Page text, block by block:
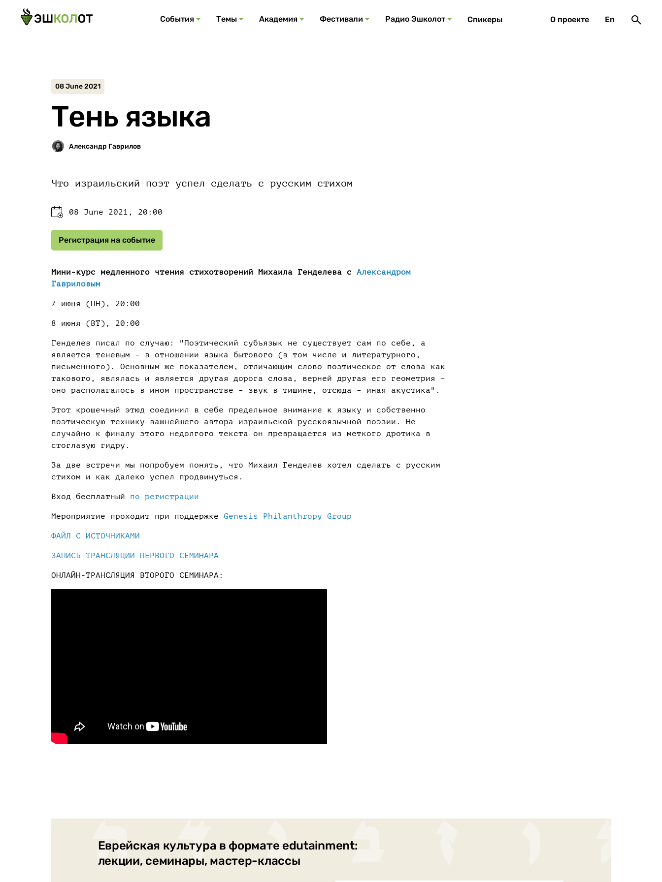
События
Темы
Все темы
Академия
Фестивали
Радио Эшколот
Спикеры
О проекте En
Тень языка
08 June 2021
Что израильский поэт успел сделать с русским стихом
08 June 2021, 20:00
Регистрация на событие
Мини-курс медленного чтения стихотворений Михаила Генделева с Александром
Гавриловым
7 июня (ПН), 20:00
8 июня (ВТ), 20:00
Генделев писал по случаю: "Поэтический субъязык не существует сам по себе, а
является теневым – в отношении языка бытового (в том числе и литературного,
письменного). Основным же показателем, отличающим слово поэтическое от слова как
такового, являлась и является другая дорога слова, верней другая его геометрия –
оно располагалось в ином пространстве – звук в тишине, отсюда – иная акустика".
Этот крошечный этюд соединил в себе предельное внимание к языку и собственно
поэтическую технику важнейшего автора израильской русскоязычной поэзии. Не
случайно к финалу этого недолгого текста он превращается из меткого дротика в
стоглавую гидру.
За две встречи мы попробуем понять, что Михаил Генделев хотел сделать с русским
стихом и как далеко успел продвинуться.
Вход бесплатный по регистрации
Мероприятие проходит при поддержке Genesis Philanthropy Group
ФАЙЛ С ИСТОЧНИКАМИ
ЗАПИСЬ ТРАНСЛЯЦИИ ПЕРВОГО СЕМИНАРА
ОНЛАЙН-ТРАНСЛЯЦИЯ ВТОРОГО СЕМИНАРА:
Еврейская культура в формате edutainment:
лекции, семинары, мастер-классы